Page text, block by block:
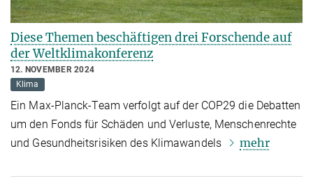
Diese Themen beschäftigen drei Forschende auf
der Weltklimakonferenz
12. NOVEMBER 2024
Klima
Ein Max-Planck-Team verfolgt auf der COP29 die Debatten
um den Fonds für Schäden und Verluste, Menschenrechte
und Gesundheitsrisiken des Klimawandels
mehr